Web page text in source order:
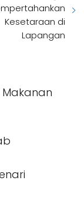
Kesetaraan di
Lapangan